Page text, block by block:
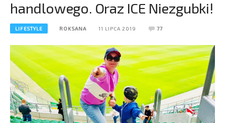
handlowego. Oraz ICE Niezgubki!
LIFESTYLE ROKSANA 11 LIPCA 2019 77